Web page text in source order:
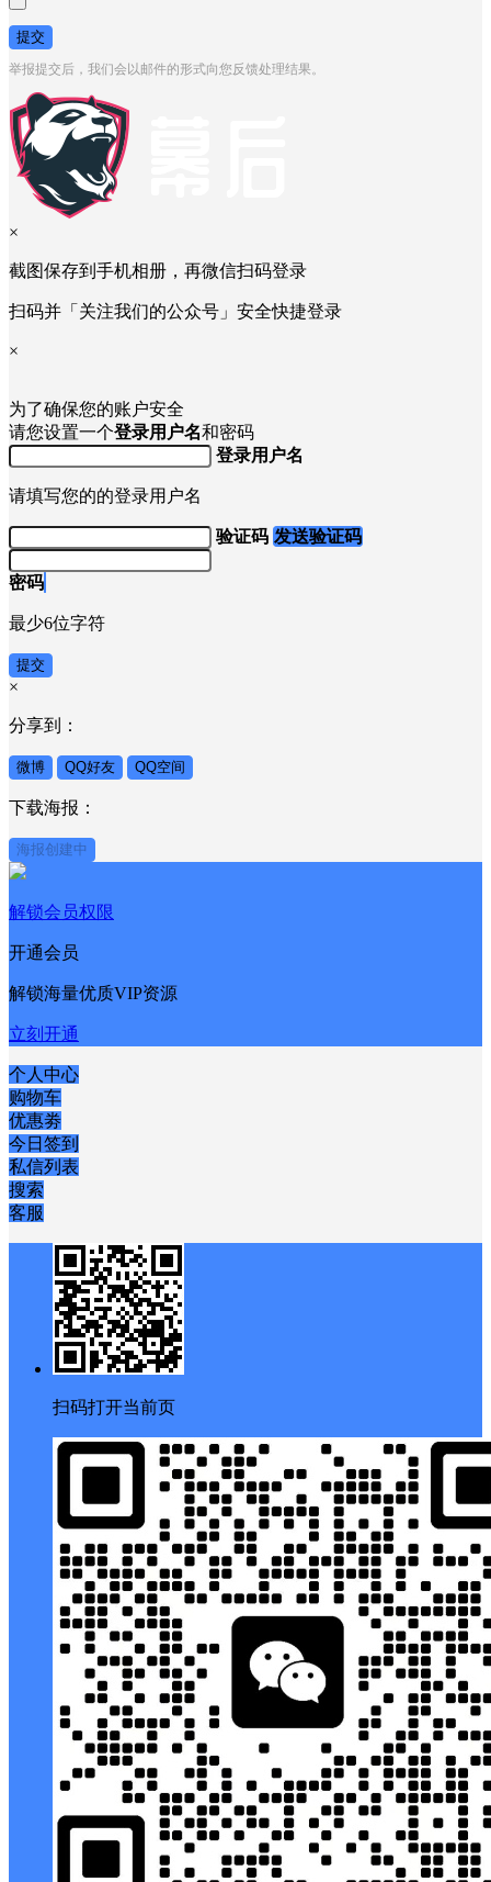
提交
举报提交后，我们会以邮件的形式向您反馈处理结果。
×
截图保存到手机相册，再微信扫码登录
扫码并「关注我们的公众号」安全快捷登录
×
为了确保您的账户安全
请您设置一个登录用户名和密码
登录用户名
请填写您的的登录用户名
验证码 发送验证码
密码
最少6位字符
提交
×
分享到：
微博 QQ好友 QQ空间
下载海报：
海报创建中
解锁会员权限
开通会员
解锁海量优质VIP资源
立刻开通
个人中心
购物车
优惠劵
今日签到
私信列表
搜索
客服
扫码打开当前页